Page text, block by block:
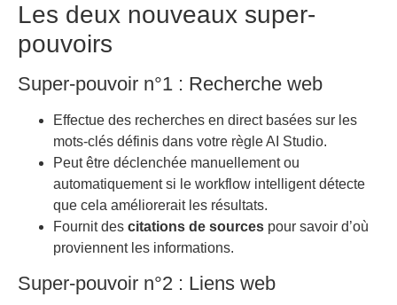
Les deux nouveaux super-
pouvoirs
Super-pouvoir n°1 : Recherche web
Effectue des recherches en direct basées sur les
mots-clés définis dans votre règle AI Studio.
Peut être déclenchée manuellement ou
automatiquement si le workflow intelligent détecte
que cela améliorerait les résultats.
Fournit des citations de sources pour savoir d’où
proviennent les informations.
Super-pouvoir n°2 : Liens web